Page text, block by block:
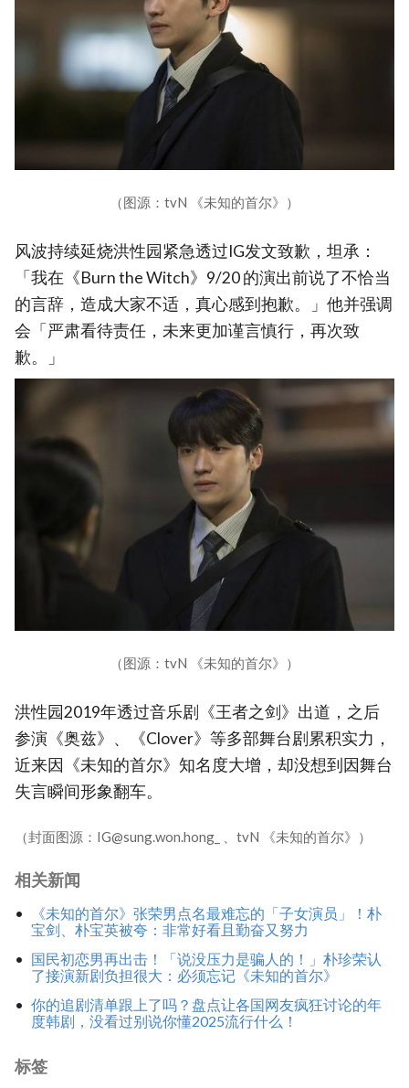
（图源：tvN 《未知的首尔》）
风波持续延烧洪性园紧急透过IG发文致歉，坦承：
「我在《Burn the Witch》9/20 的演出前说了不恰当
的言辞，造成大家不适，真心感到抱歉。」他并强调
会「严肃看待责任，未来更加谨言慎行，再次致
歉。」
（图源：tvN 《未知的首尔》）
洪性园2019年透过音乐剧《王者之剑》出道，之后
参演《奥兹》、《Clover》等多部舞台剧累积实力，
近来因《未知的首尔》知名度大增，却没想到因舞台
失言瞬间形象翻车。
（封面图源：IG@sung.won.hong_ 、tvN 《未知的首尔》）
相关新闻
《未知的首尔》张荣男点名最难忘的「子女演员」！朴
宝剑、朴宝英被夸：非常好看且勤奋又努力
国民初恋男再出击！「说没压力是骗人的！」朴珍荣认
了接演新剧负担很大：必须忘记《未知的首尔》
你的追剧清单跟上了吗？盘点让各国网友疯狂讨论的年
度韩剧，没看过别说你懂2025流行什么！
标签